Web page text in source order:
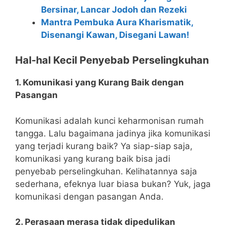
Bersinar, Lancar Jodoh dan Rezeki
Mantra Pembuka Aura Kharismatik,
Disenangi Kawan, Disegani Lawan!
Hal-hal Kecil Penyebab Perselingkuhan
1. Komunikasi yang Kurang Baik dengan
Pasangan
Komunikasi adalah kunci keharmonisan rumah
tangga. Lalu bagaimana jadinya jika komunikasi
yang terjadi kurang baik? Ya siap-siap saja,
komunikasi yang kurang baik bisa jadi
penyebab perselingkuhan. Kelihatannya saja
sederhana, efeknya luar biasa bukan? Yuk, jaga
komunikasi dengan pasangan Anda.
2. Perasaan merasa tidak dipedulikan